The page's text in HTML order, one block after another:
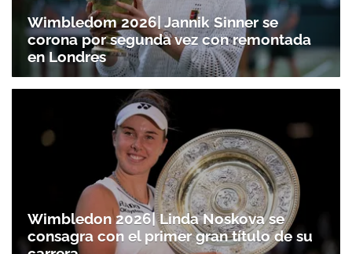
Wimbledom 2026| Jannik Sinner se
corona por segunda vez con remontada
en Londres
Wimbledon 2026| Linda Noskova se
consagra con el primer gran título de su